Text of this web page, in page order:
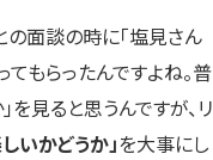
の面談の時に「塩見さん
てもらったんですよね。普
を見ると思うんですが、リ
いかどうか」を大事にし